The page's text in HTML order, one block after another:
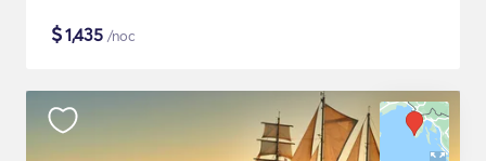
$1,435 /noc